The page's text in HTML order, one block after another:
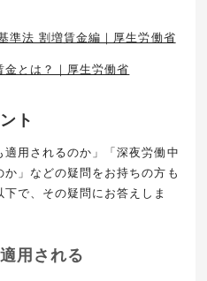
準法 割増賃金編｜厚生労働省
とは？｜厚生労働省
ト
用されるのか」「深夜労働中
」などの疑問をお持ちの方も
で、その疑問にお答えしま
用される